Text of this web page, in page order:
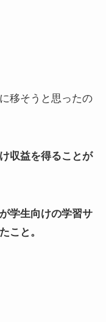
移そうと思ったの
収益を得ることが
学生向けの学習サ
こと。